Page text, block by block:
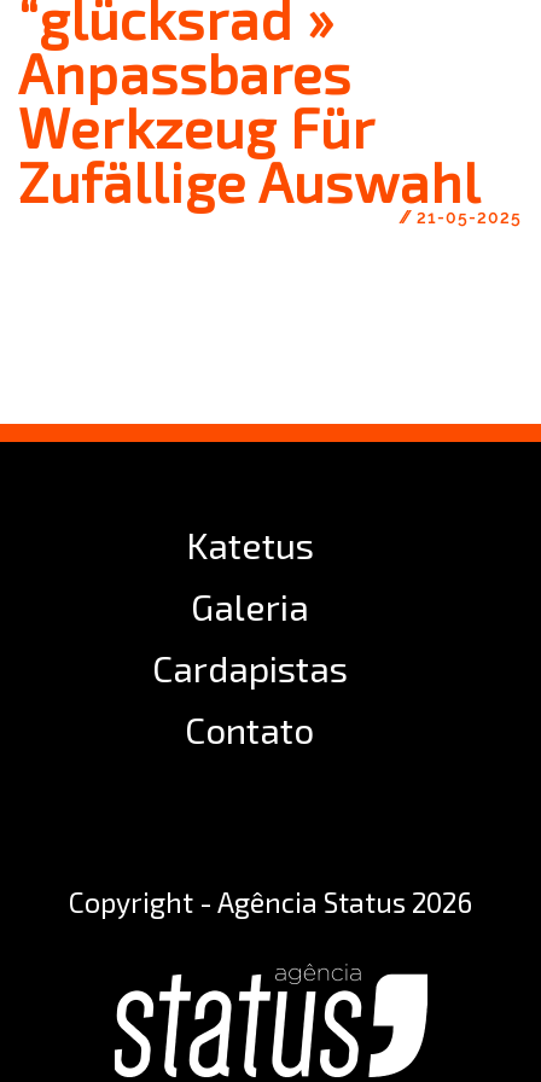
“glücksrad »
Anpassbares
Werkzeug Für
Zufällige Auswahl
// 21-05-2025
Katetus
Galeria
Cardapistas
Contato
Copyright - Agência Status 2026